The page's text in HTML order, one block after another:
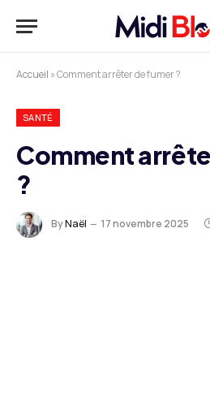
Accueil »Comment arrêter de fumer ?
SANTÉ
Comment
?
ByNaël 17 novembre 2025